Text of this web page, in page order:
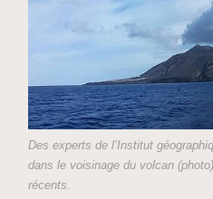
Des experts de l’Institut
dans le voisinage du volcan
récents.